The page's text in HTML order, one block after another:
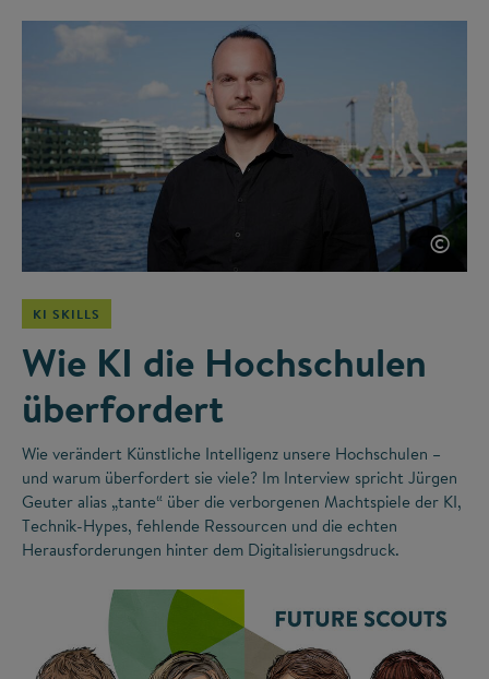
©
KI SKILLS
Wie KI die Hochschulen
überfordert
Wie verändert Künstliche Intelligenz unsere Hochschulen –
und warum überfordert sie viele? Im Interview spricht Jürgen
Geuter alias „tante“ über die verborgenen Machtspiele der KI,
Technik-Hypes, fehlende Ressourcen und die echten
Herausforderungen hinter dem Digitalisierungsdruck.